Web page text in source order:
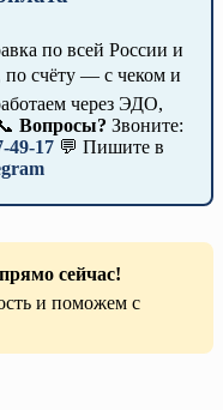
по всей России и
по счёту — с чеком и
через ЭДО,
Вопросы? Звоните:
49-17💬 Пишите в
сейчас!
и поможем с